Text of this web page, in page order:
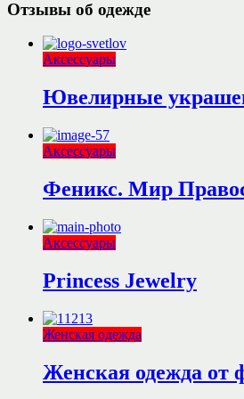
Отзывы об одежде
Аксессуары
Ювелирные
Аксессуары
Феникс. Мир
Аксессуары
Princess Jewelry
Женская одежда
Женская одежда от